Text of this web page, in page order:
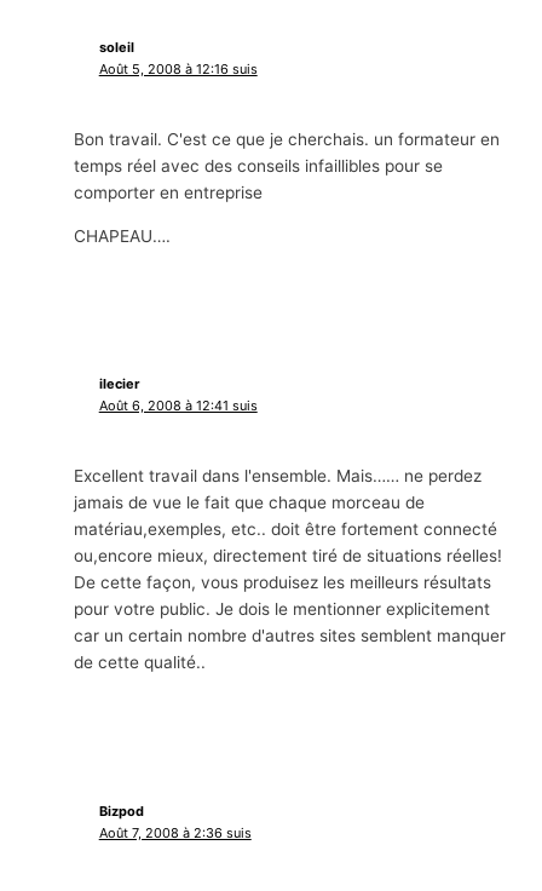
soleil
Août 5, 2008 à 12:16 suis
Bon travail. C'est ce que je cherchais. un formateur en
temps réel avec des conseils infaillibles pour se
comporter en entreprise
CHAPEAU….
ilecier
Août 6, 2008 à 12:41 suis
Excellent travail dans l'ensemble. Mais…… ne perdez
jamais de vue le fait que chaque morceau de
matériau,exemples, etc.. doit être fortement connecté
ou,encore mieux, directement tiré de situations réelles!
De cette façon, vous produisez les meilleurs résultats
pour votre public. Je dois le mentionner explicitement
car un certain nombre d'autres sites semblent manquer
de cette qualité..
Bizpod
Août 7, 2008 à 2:36 suis